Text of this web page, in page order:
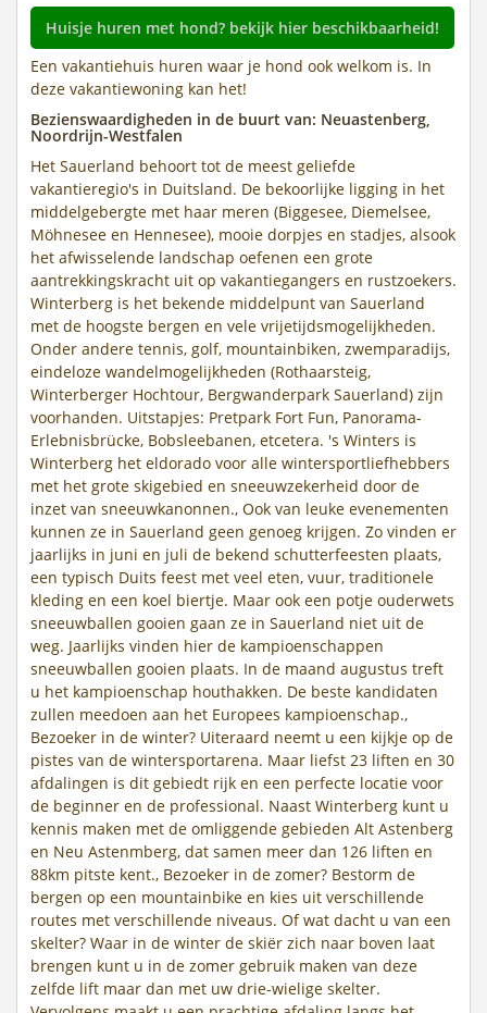
Huisje huren met hond? bekijk hier beschikbaarheid!
Een vakantiehuis huren waar je hond ook welkom is. In
deze vakantiewoning kan het!
Bezienswaardigheden in de buurt van: Neuastenberg,
Noordrijn-Westfalen
Het Sauerland behoort tot de meest geliefde
vakantieregio's in Duitsland. De bekoorlijke ligging in het
middelgebergte met haar meren (Biggesee, Diemelsee,
Möhnesee en Hennesee), mooie dorpjes en stadjes, alsook
het afwisselende landschap oefenen een grote
aantrekkingskracht uit op vakantiegangers en rustzoekers.
Winterberg is het bekende middelpunt van Sauerland
met de hoogste bergen en vele vrijetijdsmogelijkheden.
Onder andere tennis, golf, mountainbiken, zwemparadijs,
eindeloze wandelmogelijkheden (Rothaarsteig,
Winterberger Hochtour, Bergwanderpark Sauerland) zijn
voorhanden. Uitstapjes: Pretpark Fort Fun, Panorama-
Erlebnisbrücke, Bobsleebanen, etcetera. 's Winters is
Winterberg het eldorado voor alle wintersportliefhebbers
met het grote skigebied en sneeuwzekerheid door de
inzet van sneeuwkanonnen., Ook van leuke evenementen
kunnen ze in Sauerland geen genoeg krijgen. Zo vinden er
jaarlijks in juni en juli de bekend schutterfeesten plaats,
een typisch Duits feest met veel eten, vuur, traditionele
kleding en een koel biertje. Maar ook een potje ouderwets
sneeuwballen gooien gaan ze in Sauerland niet uit de
weg. Jaarlijks vinden hier de kampioenschappen
sneeuwballen gooien plaats. In de maand augustus treft
u het kampioenschap houthakken. De beste kandidaten
zullen meedoen aan het Europees kampioenschap.,
Bezoeker in de winter? Uiteraard neemt u een kijkje op de
pistes van de wintersportarena. Maar liefst 23 liften en 30
afdalingen is dit gebiedt rijk en een perfecte locatie voor
de beginner en de professional. Naast Winterberg kunt u
kennis maken met de omliggende gebieden Alt Astenberg
en Neu Astenmberg, dat samen meer dan 126 liften en
88km pitste kent., Bezoeker in de zomer? Bestorm de
bergen op een mountainbike en kies uit verschillende
routes met verschillende niveaus. Of wat dacht u van een
skelter? Waar in de winter de skiër zich naar boven laat
brengen kunt u in de zomer gebruik maken van deze
zelfde lift maar dan met uw drie-wielige skelter.